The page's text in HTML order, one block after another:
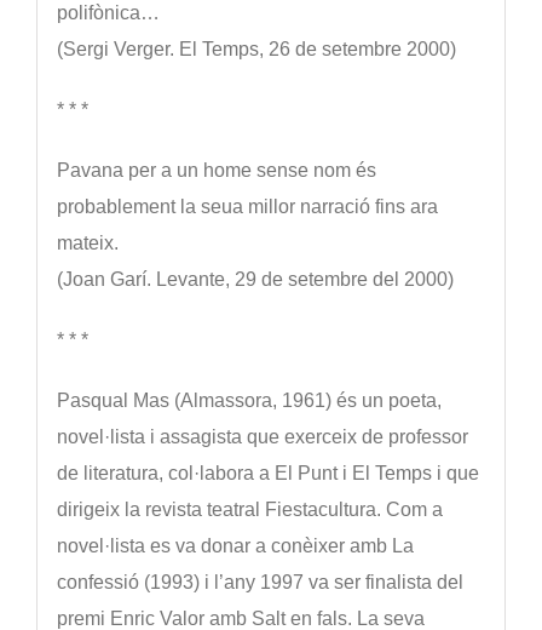
polifònica…
(Sergi Verger. El Temps, 26 de setembre 2000)
* * *
Pavana per a un home sense nom és
probablement la seua millor narració fins ara
mateix.
(Joan Garí. Levante, 29 de setembre del 2000)
* * *
Pasqual Mas (Almassora, 1961) és un poeta,
novel·lista i assagista que exerceix de professor
de literatura, col·labora a El Punt i El Temps i que
dirigeix la revista teatral Fiestacultura. Com a
novel·lista es va donar a conèixer amb La
confessió (1993) i l’any 1997 va ser finalista del
premi Enric Valor amb Salt en fals. La seva